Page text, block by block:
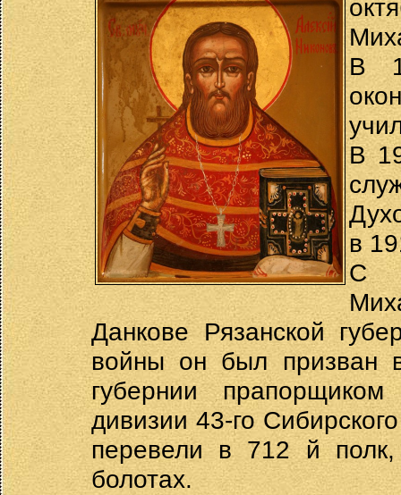
В
В
в
С
Данкове Рязанской
войны он был призван
губернии
дивизии 43-го
перевели в 712 й полк,
болотах.